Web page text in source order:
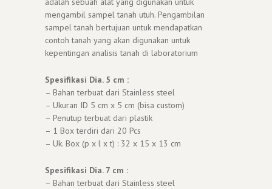
mengambil sampel tanah utuh. Pengambilan
sampel tanah bertujuan untuk mendapatkan
contoh tanah yang akan digunakan untuk
kepentingan analisis tanah di laboratorium
Spesifikasi Dia. 5 cm :
– Bahan terbuat dari Stainless steel
– Ukuran ID 5 cm x 5 cm (bisa custom)
– Penutup terbuat dari plastik
– 1 Box terdiri dari 20 Pcs
– Uk. Box (p x l x t) : 32 x 15 x 13 cm
Spesifikasi Dia. 7 cm :
– Bahan terbuat dari Stainless steel